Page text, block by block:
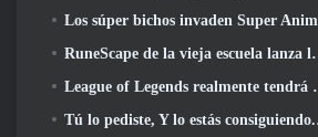
Los súper bichos invaden Super Animal Royale en la actualización 'Super Natural'
RuneScape de la vieja escuela lanza la misión Gran Maestro 'The Blood Moon Rises', Poniendo fin a una línea de búsqueda de 20 años
League of Legends realmente tendrá un modo clásico
Tú lo pediste, Y lo estás consiguiendo. Los gremios ahora están disponibles en Eterspire